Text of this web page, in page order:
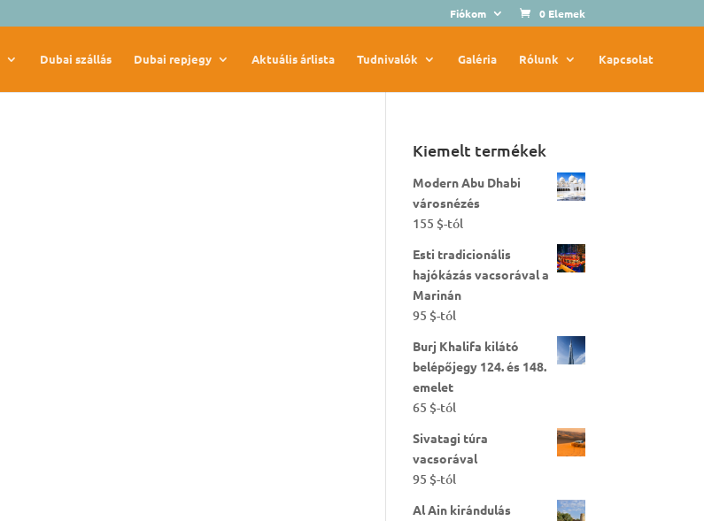
Fiókom 0 Elemek
Dubai szállás Dubai repjegy Aktuális árlista Tudnivalók Galéria Rólunk Kapcsolat
Kiemelt termékek
Modern Abu Dhabi
városnézés
155 $-tól
Esti tradicionális
hajókázás vacsorával a
Marinán
95 $-tól
Burj Khalifa kilátó
belépőjegy 124. és 148.
emelet
65 $-tól
Sivatagi túra
vacsorával
95 $-tól
Al Ain kirándulás